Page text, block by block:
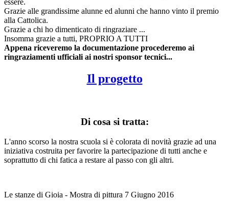
essere.
Grazie alle grandissime alunne ed alunni che hanno vinto il premio
alla Cattolica.
Grazie a chi ho dimenticato di ringraziare ...
Insomma grazie a tutti, PROPRIO A TUTTI
Appena riceveremo la documentazione procederemo ai
ringraziamenti ufficiali ai nostri sponsor tecnici...
Il progetto
Di cosa si tratta:
L'anno scorso la nostra scuola si è colorata di novità grazie ad una
iniziativa costruita per favorire la partecipazione di tutti anche e
soprattutto di chi fatica a restare al passo con gli altri.
Le stanze di Gioia - Mostra di pittura 7 Giugno 2016